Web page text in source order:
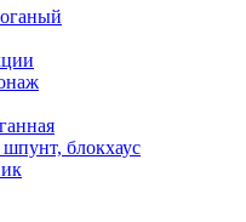
блокхаус